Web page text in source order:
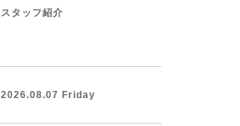
スタッフ紹介
2026.08.07 Friday